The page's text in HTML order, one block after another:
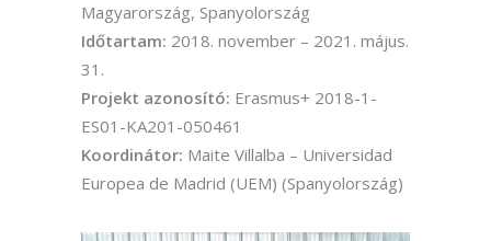
Magyarország, Spanyolország
Időtartam: 2018. november – 2021. május.
31.
Projekt azonosító: Erasmus+ 2018-1-
ES01-KA201-050461
Koordinátor: Maite Villalba – Universidad
Europea de Madrid (UEM) (Spanyolország)